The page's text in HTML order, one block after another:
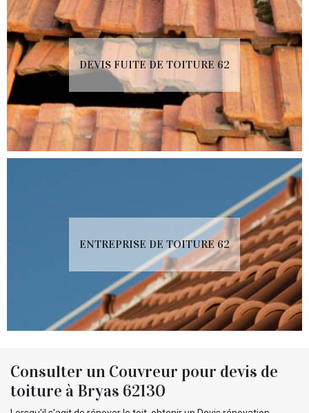
DEVIS FUITE DE TOITURE 62
ENTREPRISE DE TOITURE 62
Consulter un Couvreur pour devis de
toiture à Bryas 62130